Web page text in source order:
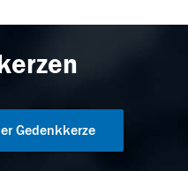
Gedenkkerze